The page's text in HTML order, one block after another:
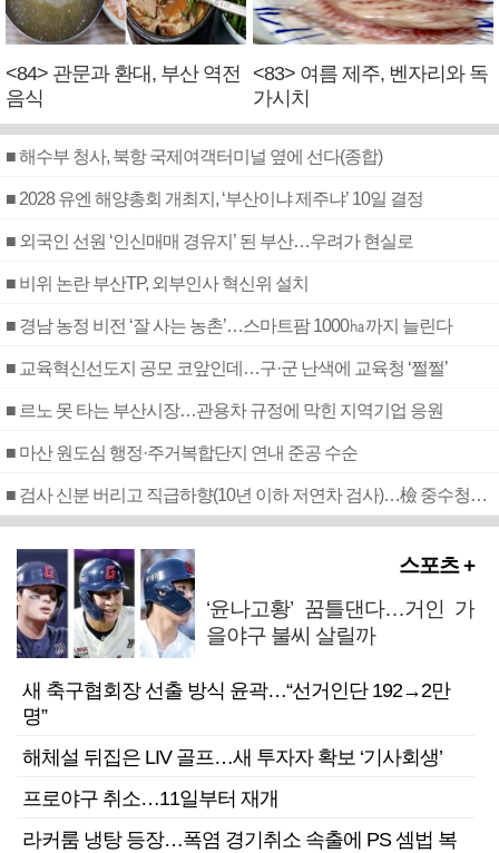
<84> 관문과 환대, 부산 역전
음식
<83> 여름 제주, 벤자리와 독
가시치
■ 해수부 청사, 북항 국제여객터미널 옆에 선다(종합)
■ 2028 유엔 해양총회 개최지, ‘부산이냐 제주냐’ 10일 결정
■ 외국인 선원 ‘인신매매 경유지’ 된 부산…우려가 현실로
■ 비위 논란 부산TP, 외부인사 혁신위 설치
■ 경남 농정 비전 ‘잘 사는 농촌’…스마트팜 1000㏊까지 늘린다
■ 교육혁신선도지 공모 코앞인데…구·군 난색에 교육청 ‘쩔쩔’
■ 르노 못 타는 부산시장…관용차 규정에 막힌 지역기업 응원
■ 마산 원도심 행정·주거복합단지 연내 준공 수순
■ 검사 신분 버리고 직급하향(10년 이하 저연차 검사)…檢 중수청행 기피
스포츠 +
‘윤나고황’ 꿈틀댄다…거인 가
을야구 불씨 살릴까
새 축구협회장 선출 방식 윤곽…“선거인단 192→2만
명”
해체설 뒤집은 LIV 골프…새 투자자 확보 ‘기사회생’
프로야구 취소…11일부터 재개
라커룸 냉탕 등장…폭염 경기취소 속출에 PS 셈법 복